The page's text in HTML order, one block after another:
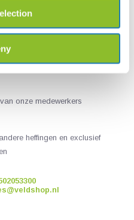
onze medewerkers
heffingen en exclusief